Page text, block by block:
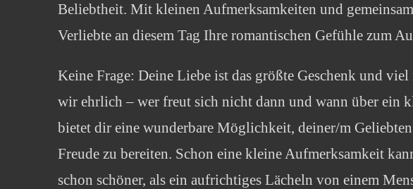
Beliebtheit. Mit kleinen Aufmerksamkeiten und
Verliebte an diesem Tag Ihre romantischen Gefühle zum
Keine Frage: Deine Liebe ist das größte Geschenk und
wir ehrlich – wer freut sich nicht dann und wann über ein
bietet dir eine wunderbare Möglichkeit, deiner/m
Freude zu bereiten. Schon eine kleine Aufmerksamkeit
schon schöner, als ein aufrichtiges Lächeln von einem